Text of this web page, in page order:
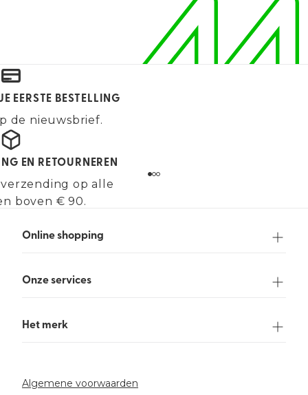
EERSTE BESTELLING
de nieuwsbrief.
EN RETOURNEREN
op alle
boven € 90.
Online shopping
Onze services
Het merk
Algemene voorwaarden